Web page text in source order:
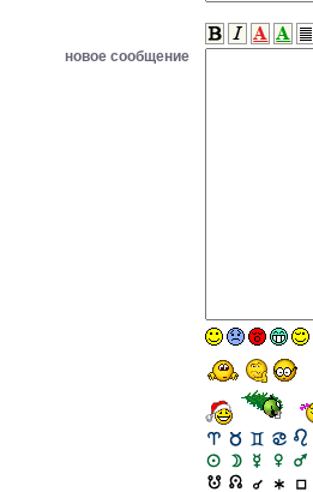
новое сообщение